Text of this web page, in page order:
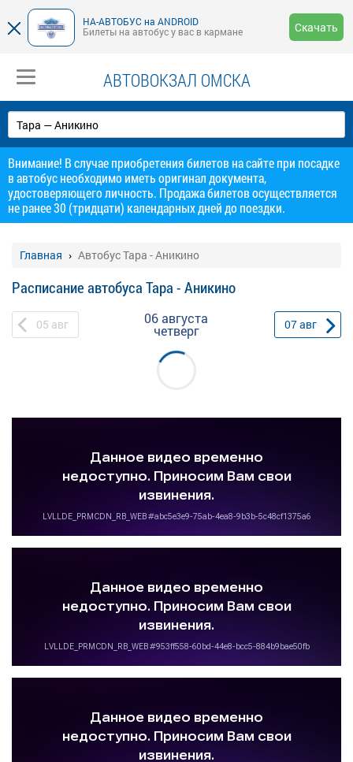
НА-АВТОБУС на ANDROID
Билеты на автобус у вас в кармане
Скачать
АВТОВОКЗАЛ ОМСКА
Внимание! В случае приобретения билетов на сайте при посадке
в автобус необходимо иметь оригинал документа,
удостоверяющего личность. Продажа билетов осуществляется
не ранее 30 (тридцати) календарных дней до поездки.
Главная Автобус Тара - Аникино
Расписание автобуса Тара - Аникино
05 авг 06 августа
четверг 07авг